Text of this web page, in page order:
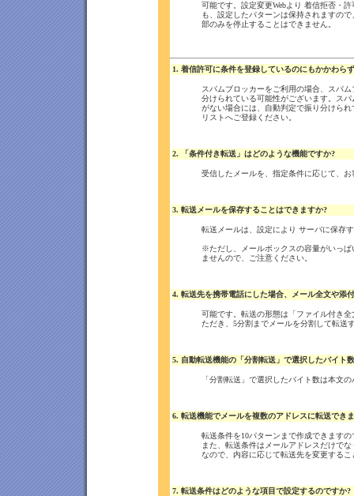
可能です。設定変更Webより 着信拒否・
も、設定したパターンは保持されますの
部のみを停止することはできません。
1. 着信許可に条件を登録しているのにもかかわら
スパムブロッカーをご利用の場合、スパ
分けられている可能性がございます。ス
がない場合には、自動判定で振り分けら
リストへご登録ください。
2. 「条件付き転送」はどのような機能ですか?
受信したメールを、指定条件に応じて、
3. 転送メールを保存することはできますか?
転送メールは、設定により サーバに保存
※ただし、メールボックスの容量がいっ
ませんので、ご注意ください。
4. 転送先を携帯電話にした場合、メール全文や添
可能です。転送の形態は「ファイル付き
ただき、5分割までメールを分割して転送
5. 自動転送機能の「分割転送」で選択したバイト
「分割転送」で選択したバイト数は本文
6. 転送機能でメールを複数のアドレスに転送でき
転送条件を10パターンまで作成できます
また、転送条件はメールアドレスだけで
なので、内容に応じて転送先を変更するこ
7. 転送条件はどのような項目で設定するのですか?